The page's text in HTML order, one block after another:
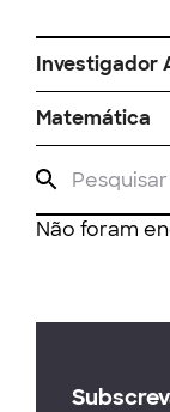
Investigador
Matemática
Não foram